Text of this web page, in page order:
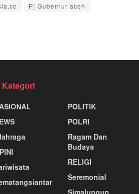
Pj Gubernur aceh
POLITIK
POLRI
Ragam Dan
Budaya
RELIGI
Seremonial
Simalungun